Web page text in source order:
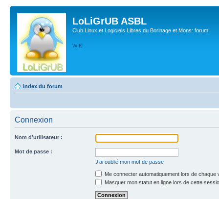
LoLiGrUB ASBL
Club Linux et Logiciels Libres du Borinage et Mons: forum
WIKI
Index du forum
Connexion
Nom d’utilisateur :
Mot de passe :
J’ai oublié mon mot de passe
Me connecter automatiquement lors de chaque
Masquer mon statut en ligne lors de cette